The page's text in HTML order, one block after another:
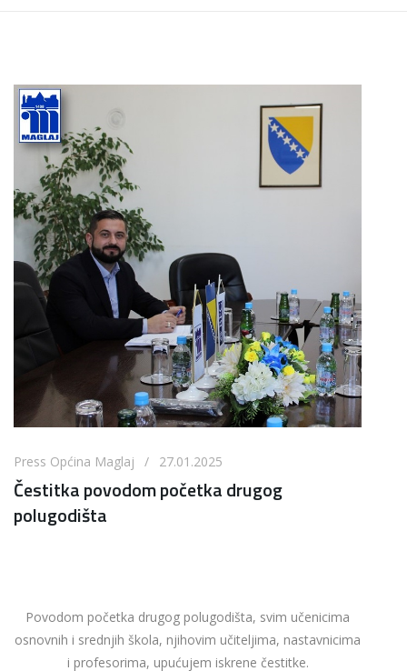
Press Općina Maglaj / 27.01.2025
Čestitka povodom početka drugog
polugodišta
Povodom početka drugog polugodišta, svim učenicima
osnovnih i srednjih škola, njihovim učiteljima, nastavnicima
i profesorima, upućujem iskrene čestitke.